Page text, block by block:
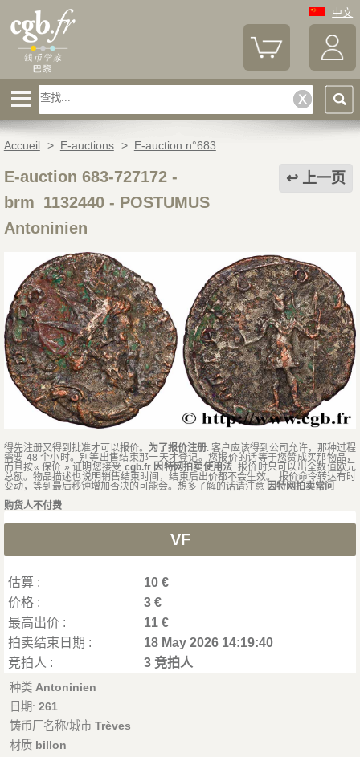
中文
Accueil > E-auctions > E-auction n°683
上一页
E-auction 683-727172 -
brm_1132440- POSTUMUS
Antoninien
得先注册又得到批准才可以报价。 为了报价注册. 客户应该得到公司允许，那种过程
需要 48 个小时。别等出售结束那一天才登记。您报价的话等于您赞成买那物品，
而且按« 保价 » 证明您接受 cgb.fr 因特网拍卖使用法. 报价时只可以出全数值欧元
总额。物品描述也说明销售结束时间，结束后出价都不会生效。 报价命令转达有时
变动，等到最后秒钟增加否决的可能会。想多了解的话请注意 因特网拍卖常问
购货人不付费
VF
估算 :
10 €
价格 :
3 €
最高出价 :
11 €
拍卖结束日期 :
18 May 2026 14:19:40
竞拍人 :
3 竞拍人
种类 Antoninien
日期: 261
铸币厂名称/城市 Trèves
材质 billon